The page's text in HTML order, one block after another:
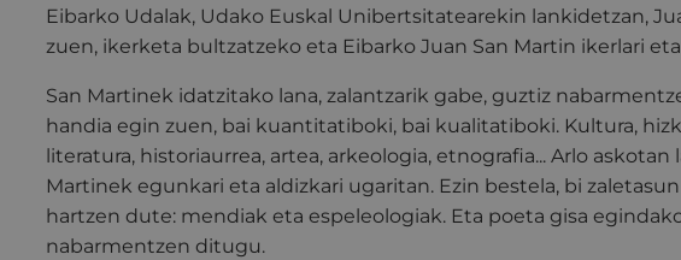
Eibarko Udalak, Udako Euskal Unibertsitatearekin lankidetzan,
zuen, ikerketa bultzatzeko eta Eibarko Juan San Martin ikerlari
San Martinek idatzitako lana, zalantzarik gabe, guztiz
handia egin zuen, bai kuantitatiboki, bai kualitatiboki. Kultura,
literatura, historiaurrea, artea, arkeologia, etnografia... Arlo askotan
Martinek egunkari eta aldizkari ugaritan. Ezin bestela, bi
hartzen dute: mendiak eta espeleologiak. Eta poeta gisa
nabarmentzen ditugu.